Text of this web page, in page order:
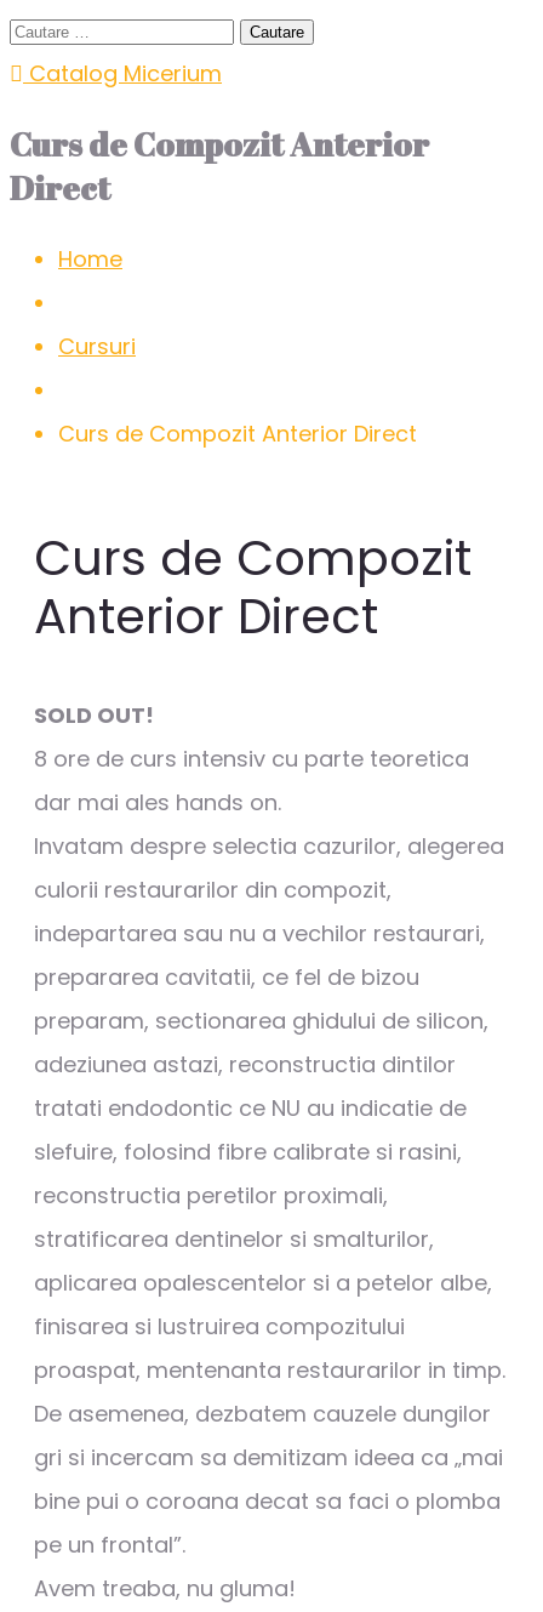
Catalog Micerium
Curs de Compozit Anterior
Direct
Home
Cursuri
Curs de Compozit Anterior Direct
Curs de Compozit
Anterior Direct
SOLD OUT!
8 ore de curs intensiv cu parte teoretica
dar mai ales hands on.
Invatam despre selectia cazurilor, alegerea
culorii restaurarilor din compozit,
indepartarea sau nu a vechilor restaurari,
prepararea cavitatii, ce fel de bizou
preparam, sectionarea ghidului de silicon,
adeziunea astazi, reconstructia dintilor
tratati endodontic ce NU au indicatie de
slefuire, folosind fibre calibrate si rasini,
reconstructia peretilor proximali,
stratificarea dentinelor si smalturilor,
aplicarea opalescentelor si a petelor albe,
finisarea si lustruirea compozitului
proaspat, mentenanta restaurarilor in timp.
De asemenea, dezbatem cauzele dungilor
gri si incercam sa demitizam ideea ca „mai
bine pui o coroana decat sa faci o plomba
pe un frontal”.
Avem treaba, nu gluma!